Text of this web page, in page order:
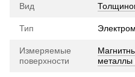
Вид
Тип
Измеряемые
поверхности
металлы